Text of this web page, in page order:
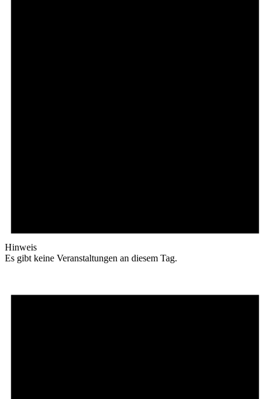
Hinweis
Es gibt keine Veranstaltungen an diesem Tag.